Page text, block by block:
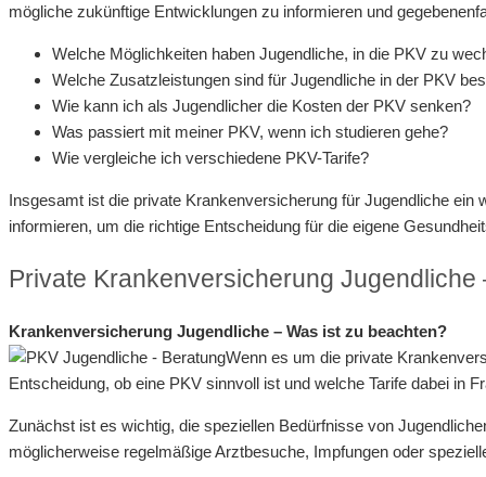
mögliche zukünftige Entwicklungen zu informieren und
Welche Möglichkeiten haben Jugendliche, in die PKV zu
Welche Zusatzleistungen sind für Jugendliche in der PKV
Wie kann ich als Jugendlicher die Kosten der PKV senken?
Was passiert mit meiner PKV, wenn ich studieren gehe?
Wie vergleiche ich verschiedene PKV-Tarife?
Insgesamt ist die private Krankenversicherung für Jugendliche
informieren, um die richtige Entscheidung für die eigene
Private Krankenversicherung Jugendliche
Krankenversicherung Jugendliche – Was ist zu beachten?
Wenn es um die private
Entscheidung, ob eine PKV sinnvoll ist und welche Tarife dabei in
Zunächst ist es wichtig, die speziellen Bedürfnisse von
möglicherweise regelmäßige Arztbesuche, Impfungen oder